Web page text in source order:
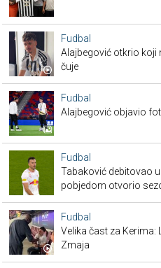
Fudbal
Alajbegović otkrio koji
čuje
Fudbal
Alajbegović objavio
Fudbal
Tabaković debitovao
pobjedom otvorio
Fudbal
Velika čast za
Zmaja